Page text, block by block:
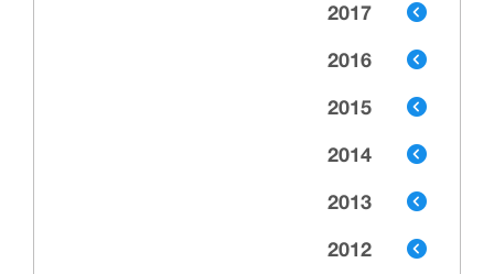
2017
2016
2015
2014
2013
2012